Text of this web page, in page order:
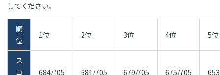
してください。
順
位
1位 2位 3位 4位 5位
ス
コ
684/705 681/705 679/705 675/705